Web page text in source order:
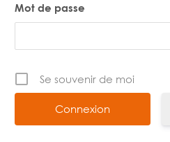
Mot de passe
Se souvenir de moi